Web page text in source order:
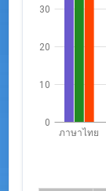
ภาษาไทย
0
10
20
30